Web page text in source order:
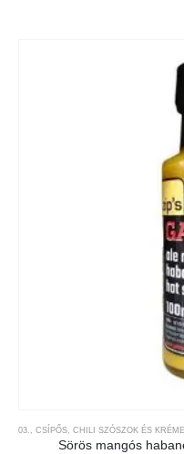
03., CSÍPŐS, CHILI SZÓSZOK ÉS
Sörös mangós